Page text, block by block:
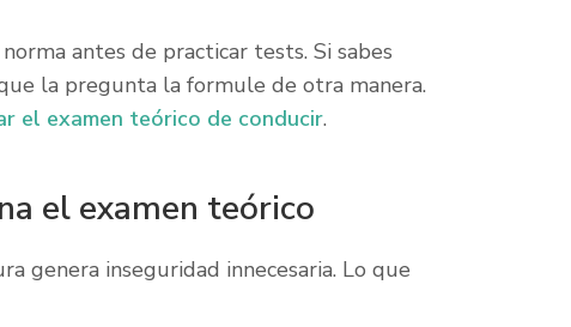
antes de practicar tests. Si sabes
la pregunta la formule de otra manera.
el examen teórico de conducir.
el examen teórico
genera inseguridad innecesaria. Lo que